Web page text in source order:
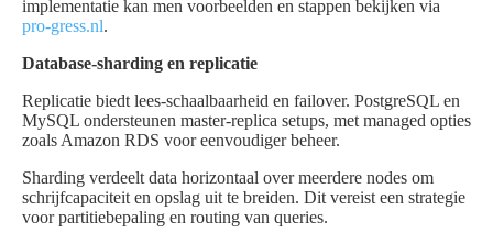
implementatie kan men voorbeelden en stappen bekijken via
pro-gress.nl.
Database-sharding en replicatie
Replicatie biedt lees-schaalbaarheid en failover. PostgreSQL en
MySQL ondersteunen master-replica setups, met managed opties
zoals Amazon RDS voor eenvoudiger beheer.
Sharding verdeelt data horizontaal over meerdere nodes om
schrijfcapaciteit en opslag uit te breiden. Dit vereist een strategie
voor partitiebepaling en routing van queries.